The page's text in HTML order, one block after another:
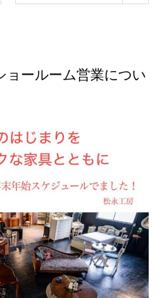
ョールーム営業につい